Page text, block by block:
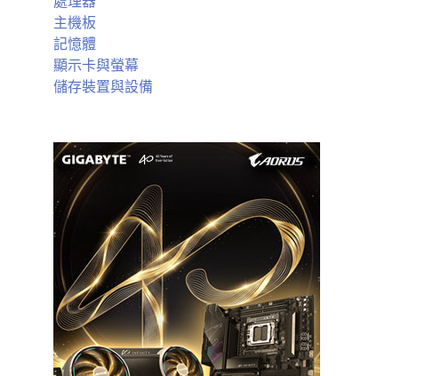
主機板
記憶體
顯示卡與螢幕
儲存裝置與設備